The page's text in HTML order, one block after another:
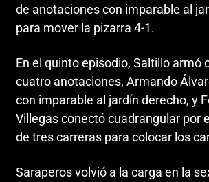
de anotaciones con imparable al
para mover la pizarra 4-1.
En el quinto episodio, Saltillo armó
cuatro anotaciones, Armando
con imparable al jardín derecho, y
Villegas conectó cuadrangular por
de tres carreras para colocar los
Saraperos volvió a la carga en la